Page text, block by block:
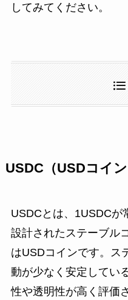
してみてください。
USDC（USDコイ
USDCとは、1USDCが
設計されたステーブル
はUSDコインです。ス
動が少なく安定してい
性や透明性が高く評価